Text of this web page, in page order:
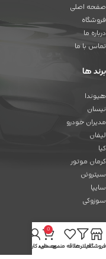
صفحه اصلی
فروشگاه
درباره ما
تماس با ما
برند ها
هیوندا
نیسان
مدیران خودرو
لیفان
کیا
کرمان موتور
سیتروئن
سایپا
سوزوکی
رنو
دوو
چانگان
فروشگاهفیلترهاعلاقه مندی
0
سبد خرید
حساب کاربری من